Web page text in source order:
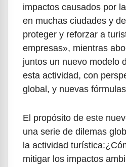
impactos causados por
en muchas ciudades y
proteger y reforzar a
empresas», mientras
juntos un nuevo modelo
esta actividad, con
global, y nuevas
El propósito de este
una serie de dilemas
la actividad
mitigar los impactos